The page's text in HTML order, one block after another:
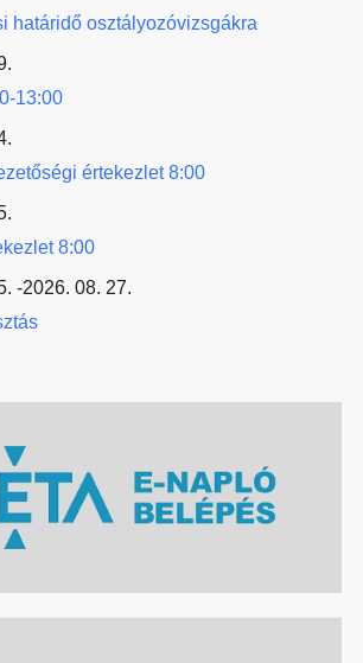
határidő osztályozóvizsgákra
13:00
értekezlet 8:00
8:00
-2026. 08. 27.